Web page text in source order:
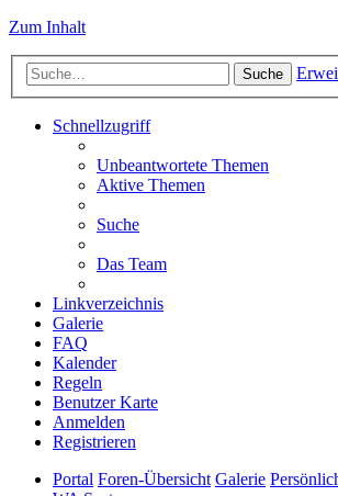
Zum Inhalt
Suche
Schnellzugriff
Unbeantwortete Themen
Aktive Themen
Suche
Das Team
Linkverzeichnis
Galerie
FAQ
Kalender
Regeln
Benutzer Karte
Anmelden
Registrieren
Portal Foren-Übersicht Galerie